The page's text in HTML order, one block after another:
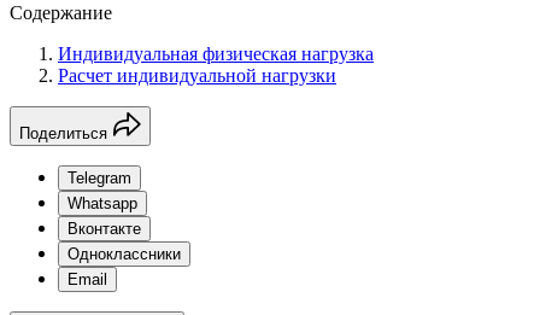
Содержание
Индивидуальная физическая нагрузка
Расчет индивидуальной нагрузки
Поделиться
Telegram
Whatsapp
Вконтакте
Одноклассники
Email